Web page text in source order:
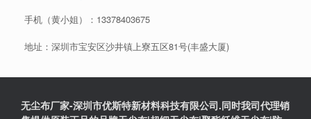
手机（黄小姐）： 13378403675
地址：深圳市宝安区沙井镇上寮五区81号(丰盛大厦)
无尘布厂家-深圳市优斯特新材料科技有限公司.同时我司代理销